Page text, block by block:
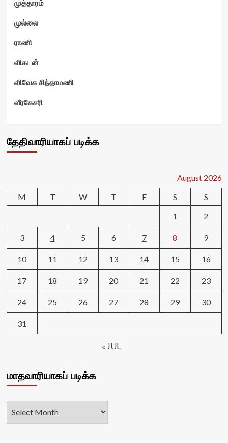
முத்தாரம்
முல்லை
ராணி
விகடன்
விவேக சிந்தாமணி
வீரகேசரி
தேதிவாரியாகப் படிக்க
August 2026
M
T W T F S
S
1
2
3 4 5 6 7 8 9
10 11 12 13 14 15 16
17 18 19 20 21 22 23
24 25 26 27 28 29 30
31
« JUL
மாதவாரியாகப் படிக்க